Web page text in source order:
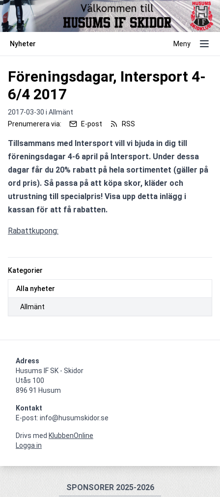
Nyheter Meny
Kategorier
Alla nyheter
Allmänt
Föreningsdagar, Intersport 4-
6/4 2017
2017-03-30 i Allmänt
Prenumerera via:
E-post RSS
Tillsammans med Intersport vill vi bjuda in dig till
föreningsdagar 4-6 april på Intersport. Under dessa
dagar får du 20% rabatt på hela sortimentet (gäller på
ord pris). Så passa på att köpa skor, kläder och
utrustning till specialpris! Visa upp detta inlägg i
kassan för att få rabatten.
Rabattkupong:
Adress
Husums IF SK - Skidor
Utås 100
896 91 Husum
Kontakt
E-post: info@husumskidor.se
Drivs med KlubbenOnline
Logga in
SPONSORER 2025-2026